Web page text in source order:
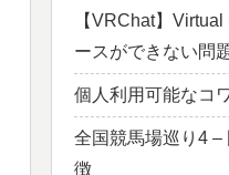
【VRChat】
ースができない問
個人利用可能なコ
全国競馬場巡り4 –
徴